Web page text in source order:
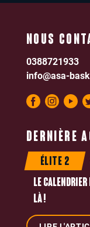
DERNIÈRE
ÉLITE 2
LE
LÀ !
NOUS
0388721933
info@asa-